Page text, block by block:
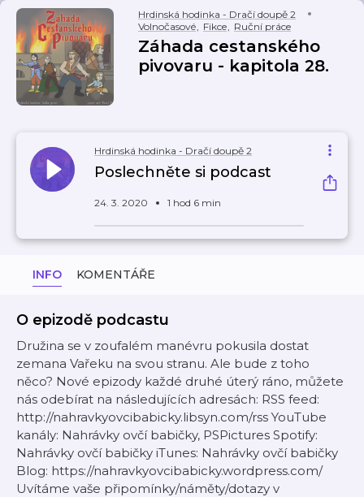
Hrdinská hodinka - Dračí doupě 2
Volnočasové, Fikce, Ruční práce
Záhada cestanského
pivovaru - kapitola 28.
Hrdinská hodinka - Dračí doupě 2
Poslechněte si podcast
24. 3. 2020 1 hod 6 min
INFO KOMENTÁŘE
O epizodě podcastu
Družina se v zoufalém manévru pokusila dostat
zemana Vařeku na svou stranu. Ale bude z toho
něco? Nové epizody každé druhé úterý ráno, můžete
nás odebírat na následujících adresách: RSS feed:
http://nahravkyovcibabicky.libsyn.com/rss YouTube
kanály: Nahrávky ovčí babičky, PSPictures Spotify:
Nahrávky ovčí babičky iTunes: Nahrávky ovčí babičky
Blog: https://nahravkyovcibabicky.wordpress.com/
Uvítáme vaše připomínky/náměty/dotazy v